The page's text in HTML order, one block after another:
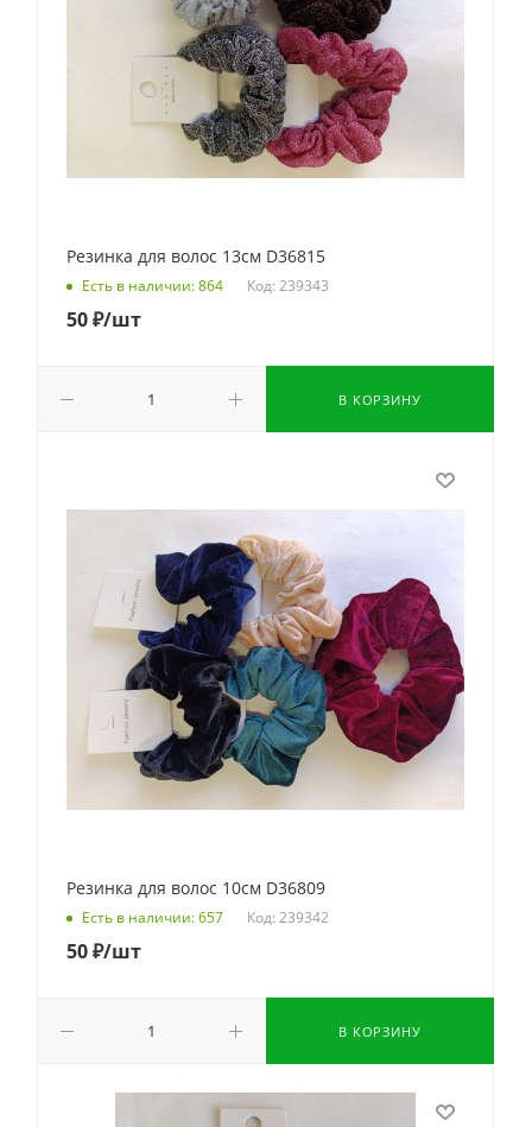
Резинка для волос 13см D36815
Есть в наличии: 864 Код: 239343
50₽/шт
В КОРЗИНУ
Резинка для волос 10см D36809
Есть в наличии: 657 Код: 239342
50₽/шт
В КОРЗИНУ